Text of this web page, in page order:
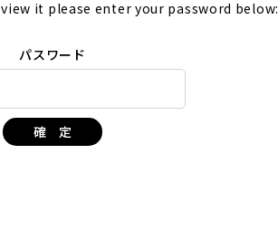
it please enter your password below:
パスワード